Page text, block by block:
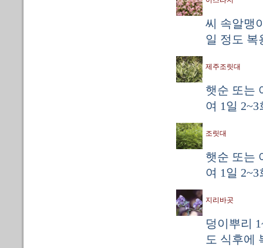
씨 속알맹
일 정도 복
제주조릿대
햇순 또는
여 1일
조릿대
햇순 또는
여 1일
지리바곳
덩이뿌리
도 식후에